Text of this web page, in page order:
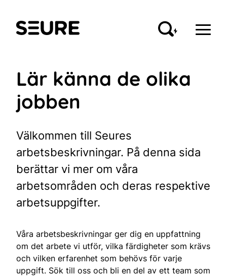
content
Seure
Lär känna de olika
jobben
Välkommen till Seures
arbetsbeskrivningar. På denna sida
berättar vi mer om våra
arbetsområden och deras respektive
arbetsuppgifter.
Våra arbetsbeskrivningar ger dig en uppfattning
om det arbete vi utför, vilka färdigheter som krävs
och vilken erfarenhet som behövs för varje
uppgift. Sök till oss och bli en del av ett team som